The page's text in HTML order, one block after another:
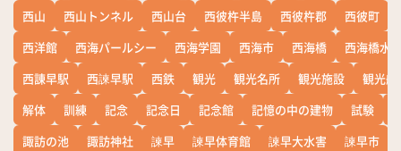
西山
西山トンネル 西山台 西彼杵半島 西彼杵郡 西彼町
西洋館
西海パールシー 西海学園 西海市 西海橋
西海橋水
西諌早駅
西諫早駅 西鉄 観光 観光名所 観光施設
観光船
解体
訓練 記念 記念日 記念館 記憶の中の建物 試験
諏訪の池
諏訪神社 諫早 諫早体育館 諫早大水害 諫早市